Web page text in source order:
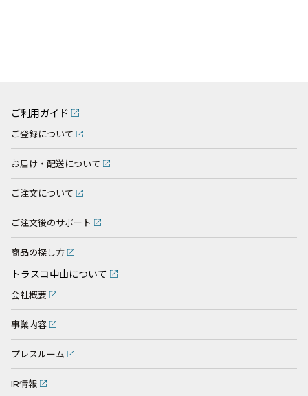
ご利用ガイド
ご登録について
お届け・配送について
ご注文について
ご注文後のサポート
商品の探し方
トラスコ中山について
会社概要
事業内容
プレスルーム
IR情報